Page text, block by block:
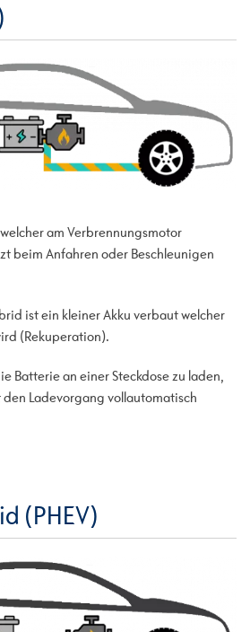
am Verbrennungsmotor
beim Anfahren oder Beschleunigen
ist ein kleiner Akku verbaut welcher
(Rekuperation).
Batterie an einer Steckdose zu laden,
den Ladevorgang vollautomatisch
(PHEV)